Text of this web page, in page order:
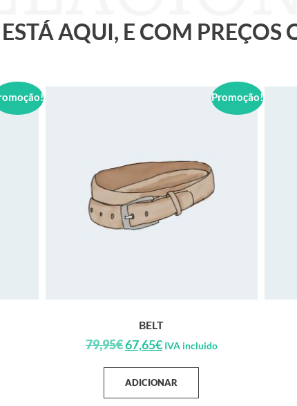
AQUI, E COM PREÇOS
Promoção!
BELT
79,95€67,65€ IVA incluido
ADICIONAR